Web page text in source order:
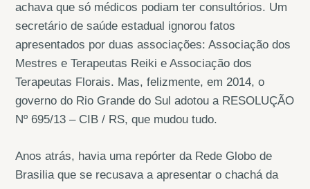
achava que só médicos podiam ter consultórios. Um
secretário de saúde estadual ignorou fatos
apresentados por duas associações: Associação dos
Mestres e Terapeutas Reiki e Associação dos
Terapeutas Florais. Mas, felizmente, em 2014, o
governo do Rio Grande do Sul adotou a RESOLUÇÃO
Nº 695/13 – CIB / RS, que mudou tudo.
Anos atrás, havia uma repórter da Rede Globo de
Brasilia que se recusava a apresentar o chachá da